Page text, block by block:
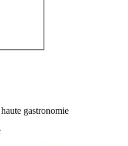
gastronomie